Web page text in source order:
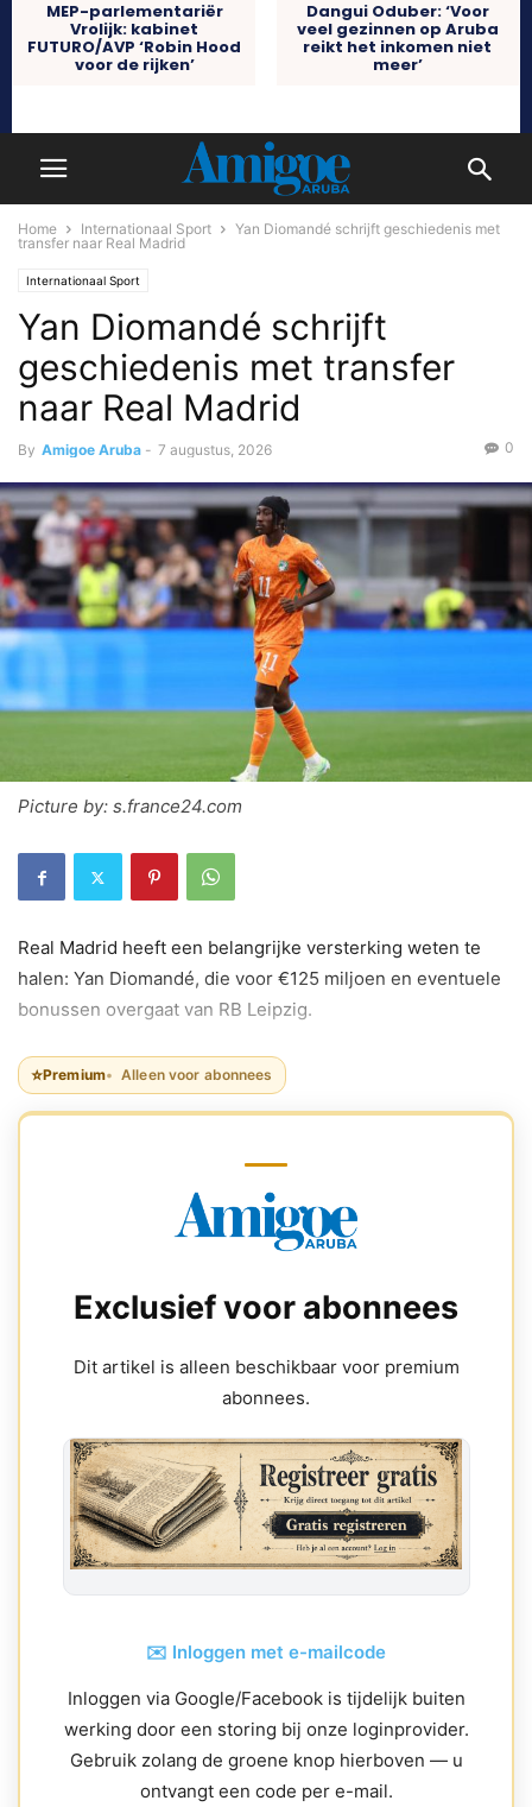
MEP-parlementariër
Vrolijk: kabinet
FUTURO/AVP ‘Robin Hood
voor de rijken’
Dangui Oduber: ‘Voor
veel gezinnen op Aruba
reikt het inkomen niet
meer’